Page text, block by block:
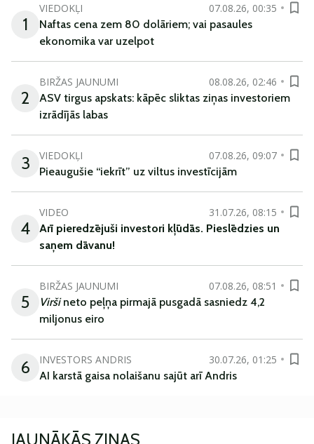
1
VIEDOKĻI
07.08.26, 00:35
Naftas cena zem 80 dolāriem; vai pasaules
ekonomika var uzelpot
2
BIRŽAS JAUNUMI
08.08.26, 02:46
ASV tirgus apskats: kāpēc sliktas ziņas investoriem
izrādījās labas
3 VIEDOKĻI
07.08.26, 09:07
Pieaugušie “iekrīt” uz viltus investīcijām
4
VIDEO
31.07.26, 08:15
Arī pieredzējuši investori kļūdās. Pieslēdzies un
saņem dāvanu!
5
BIRŽAS JAUNUMI
07.08.26, 08:51
Viršineto peļņa pirmajā pusgadā sasniedz 4,2
miljonus eiro
6 INVESTORS ANDRIS
30.07.26, 01:25
AI karstā gaisa nolaišanu sajūt arī Andris
JAUNĀKĀS ZIŅAS